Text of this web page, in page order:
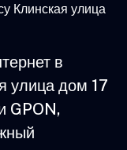
Клинская улица
в
улица дом 17
GPON,